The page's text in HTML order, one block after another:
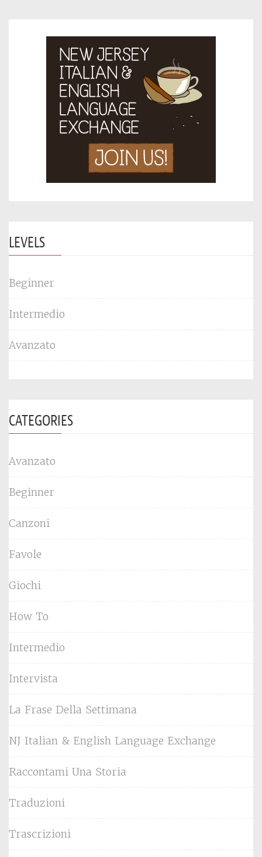
LEVELS
Beginner
Intermedio
Avanzato
CATEGORIES
Avanzato
Beginner
Canzoni
Favole
Giochi
How To
Intermedio
Intervista
La Frase Della Settimana
NJ Italian & English Language Exchange
Raccontami Una Storia
Traduzioni
Trascrizioni